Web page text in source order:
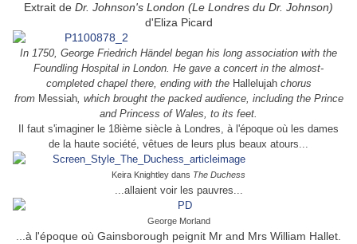
Extrait de Dr. Johnson's London (Le Londres du Dr. Johnson)
d'Eliza Picard
In 1750, George Friedrich Händel began his long association with the
Foundling Hospital in London. He gave a concert in the almost-
completed chapel there, ending with the Hallelujahchorus
from Messiah, which brought the packed audience, including the Prince
and Princess of Wales, to its feet.
Il faut s'imaginer le 18ième siècle à Londres, à l'époque où les dames
de la haute société, vêtues de leurs plus beaux atours...
Keira Knightley dans The Duchess
...allaient voir les pauvres...
George Morland
...à l'époque où Gainsborough peignit Mr and Mrs William Hallet.